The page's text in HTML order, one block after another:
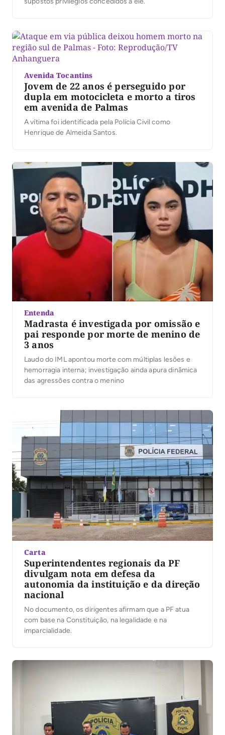
Avenida Tocantins
Jovem de 22 anos é perseguido por
dupla em motocicleta e morto a tiros
em avenida de Palmas
A vítima foi identificada pela Polícia Civil como
Henrique de Almeida Santos.
Entenda
Madrasta é investigada por omissão e
pai responde por morte de menino de
3 anos
Laudo do IML apontou morte com múltiplas lesões e
hemorragia interna; investigação ainda apura dinâmica
das agressões contra o menino
Carta
Superintendentes regionais da PF
divulgam nota em defesa da
autonomia da instituição e da direção
nacional
No documento, os dirigentes afirmam que a PF atua
com base na Constituição, na legalidade e na
imparcialidade.